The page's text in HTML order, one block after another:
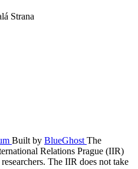
Strana
Built by BlueGhost The
Relations Prague (IIR)
The IIR does not take